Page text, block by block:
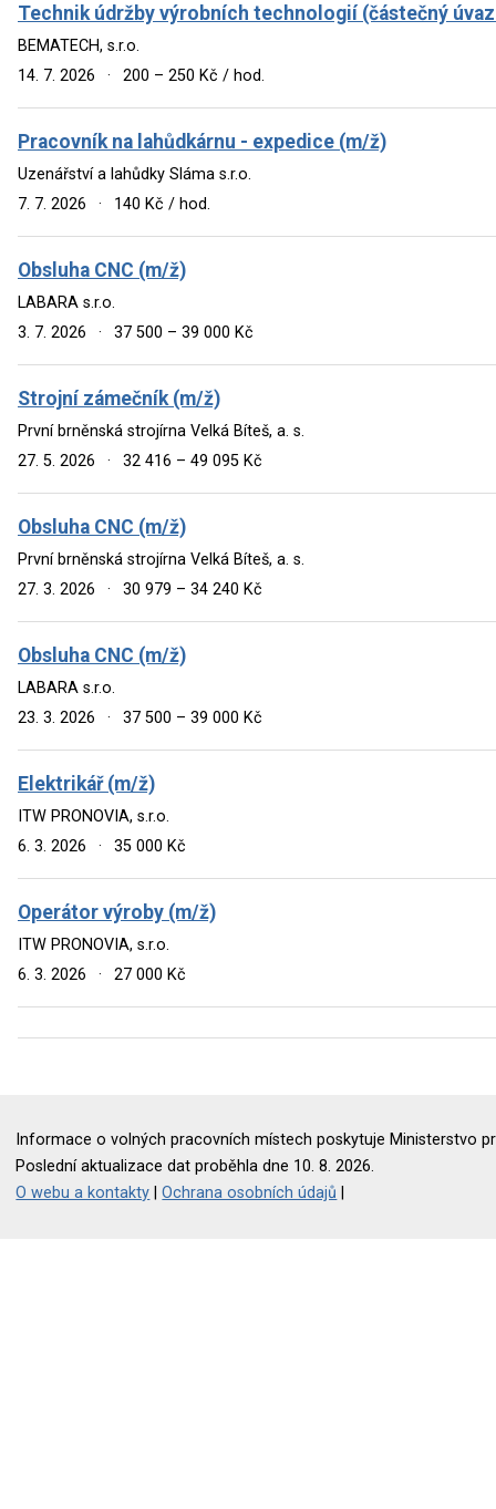
Technik údržby výrobních technologií (částečný
BEMATECH, s.r.o.
14. 7. 2026
· 200 – 250 Kč / hod.
Pracovník na lahůdkárnu - expedice (m/ž)
Uzenářství a lahůdky Sláma s.r.o.
7. 7. 2026
· 140 Kč / hod.
Obsluha CNC (m/ž)
LABARA s.r.o.
3. 7. 2026
· 37 500 – 39 000 Kč
Strojní zámečník (m/ž)
První brněnská strojírna Velká Bíteš, a. s.
27. 5. 2026
· 32 416 – 49 095 Kč
Obsluha CNC (m/ž)
První brněnská strojírna Velká Bíteš, a. s.
27. 3. 2026
· 30 979 – 34 240 Kč
Obsluha CNC (m/ž)
LABARA s.r.o.
23. 3. 2026
· 37 500 – 39 000 Kč
Elektrikář (m/ž)
ITW PRONOVIA, s.r.o.
6. 3. 2026
· 35 000 Kč
Operátor výroby (m/ž)
ITW PRONOVIA, s.r.o.
6. 3. 2026
· 27 000 Kč
Informace o volných pracovních místech poskytuje Ministerstvo
Poslední aktualizace dat proběhla dne 10. 8. 2026.
O webu a kontakty |Ochrana osobních údajů